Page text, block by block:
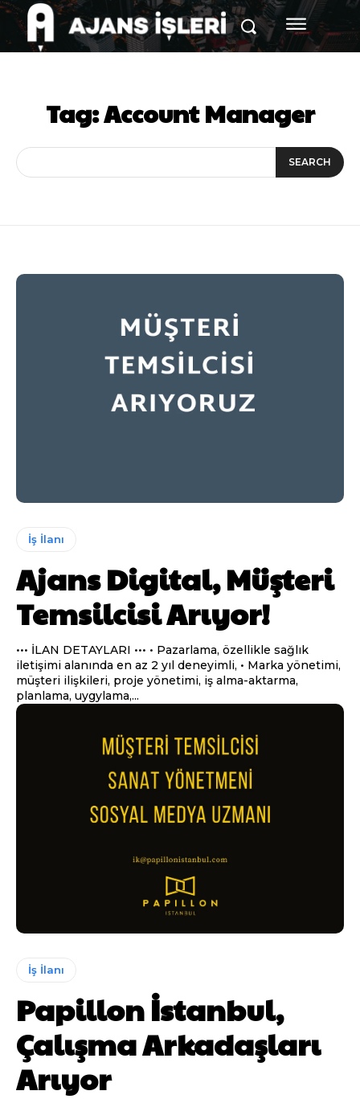
Tag:Account Manager
SEARCH
İş İlanı
Ajans Digital, Müşteri
Temsilcisi Arıyor!
••• İLAN DETAYLARI ••• • Pazarlama, özellikle sağlık
iletişimi alanında en az 2 yıl deneyimli, • Marka yönetimi,
müşteri ilişkileri, proje yönetimi, iş alma-aktarma,
planlama, uygylama,...
İş İlanı
Papillon İstanbul,
Çalışma Arkadaşları
Arıyor